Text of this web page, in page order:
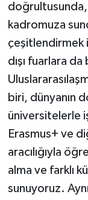
kadromuza
çeşitlendirmek
dışı fuarlara
biri, dünyanın
üniversitelerle
Erasmus+ ve
aracılığıyla
alma ve farklı
sunuyoruz.